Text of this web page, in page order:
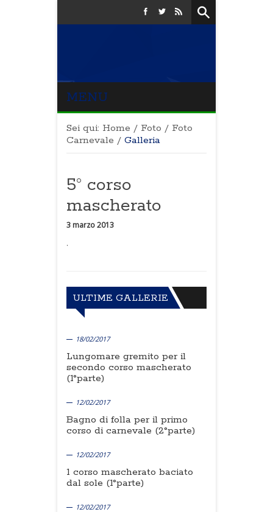
MENU
Sei qui: Home / Foto / Foto
Carnevale / Galleria
5° corso
mascherato
3 marzo 2013
.
ULTIME GALLERIE
18/02/2017
Lungomare gremito per il
secondo corso mascherato
(1°parte)
12/02/2017
Bagno di folla per il primo
corso di carnevale (2°parte)
12/02/2017
1 corso mascherato baciato
dal sole (1°parte)
12/02/2017